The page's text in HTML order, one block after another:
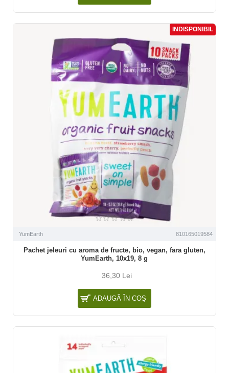
INDISPONIBIL
YumEarth 810165019584
Pachet jeleuri cu aroma de fructe, bio, vegan, fara gluten,
YumEarth, 10x19, 8 g
36,30 Lei
ADAUGĂ ÎN COŞ